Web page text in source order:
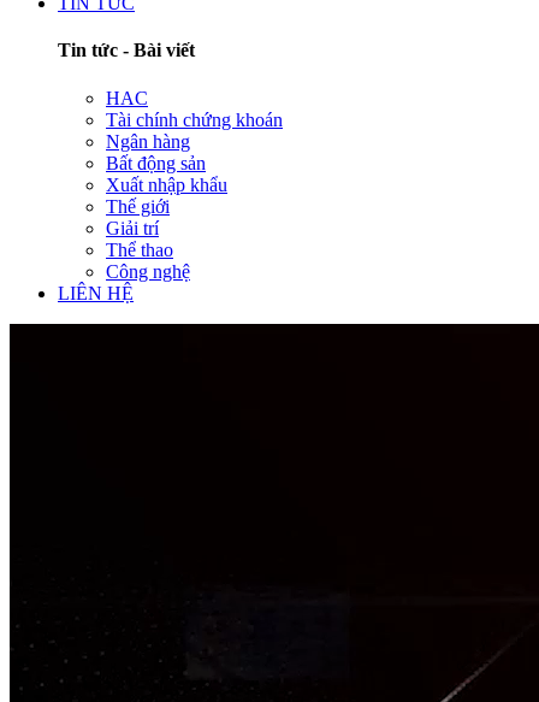
Tin tức - Bài viết
HAC
Tài chính chứng khoán
Ngân hàng
Bất động sản
Xuất nhập khẩu
Thế giới
Giải trí
Thể thao
Công nghệ
LIÊN HỆ